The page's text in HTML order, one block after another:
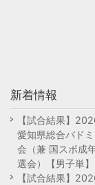
新着情報
【試合結果】
愛知県総合バド
会（兼 国スポ成
選会）【男子単】
【試合結果】